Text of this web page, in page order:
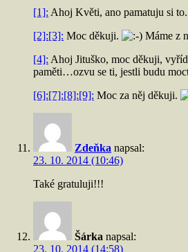
[1]: Ahoj Květi, ano pamatuju si to.
[2]:[3]: Moc děkuji.
Máme z
[4]: Ahoj Jituško, moc děkuji,
paměti…ozvu se ti, jestli budu
[6]:[7]:[8]:[9]: Moc za něj děkuji.
Zdeňka napsal:
23. 10. 2014 (10:46)
Také gratuluji!!!
Šárka napsal:
23. 10. 2014 (14:58)